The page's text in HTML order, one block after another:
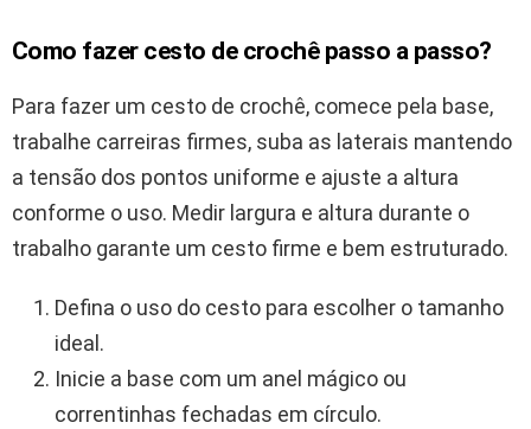
Como fazer cesto de crochê passo a passo?
Para fazer um cesto de crochê, comece pela base,
trabalhe carreiras firmes, suba as laterais mantendo
a tensão dos pontos uniforme e ajuste a altura
conforme o uso. Medir largura e altura durante o
trabalho garante um cesto firme e bem estruturado.
Defina o uso do cesto para escolher o tamanho
ideal.
Inicie a base com um anel mágico ou
correntinhas fechadas em círculo.